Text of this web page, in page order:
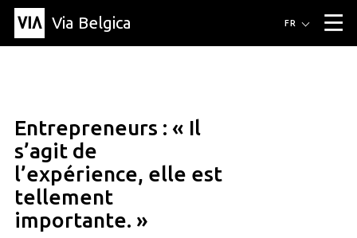
Via Belgica ▼
Article
Éducation
Recette
Amis
À propos de Via Belgica
À propos de via belgica
Recherche
Éducation
Amis
Le guide
Organisation
FR
amis
Entrepreneurs : « Il
s’agit de
l’expérience, elle est
tellement
importante. »